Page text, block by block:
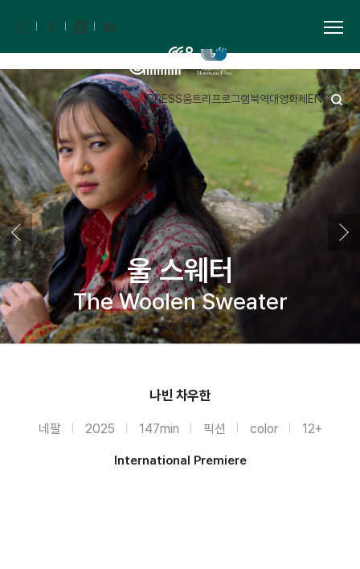
PRESS움트리 프로그램북역대영화제 ENG
울 스웨터
The Woolen Sweater
나빈 차우한
네팔 2025 147min 픽션 color 12+
International Premiere